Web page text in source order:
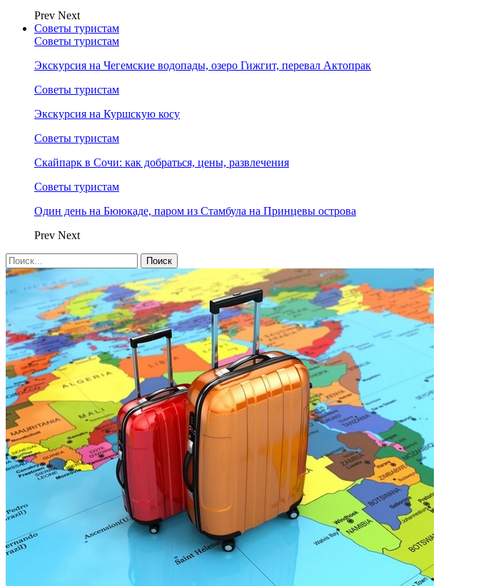
Prev Next
Советы туристам
Советы туристам
Экскурсия на Чегемские водопады, озеро Гижгит, перевал Актопрак
Советы туристам
Экскурсия на Куршскую косу
Советы туристам
Скайпарк в Сочи: как добраться, цены, развлечения
Советы туристам
Один день на Бююкаде, паром из Стамбула на Принцевы острова
Prev Next